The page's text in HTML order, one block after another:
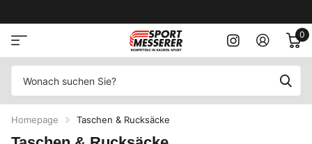
0
Homepage Taschen & Rucksäcke